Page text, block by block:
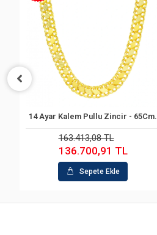
Sepete Ekle
14 Ayar Kalem Pullu Zincir - 65Cm.
163.413,08 TL
136.700,91 TL
Sepete Ekle